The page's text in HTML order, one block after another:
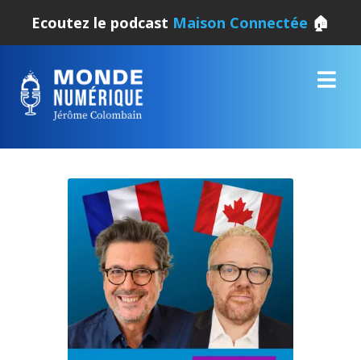
Ecoutez le podcast Maison Connectée 🏠